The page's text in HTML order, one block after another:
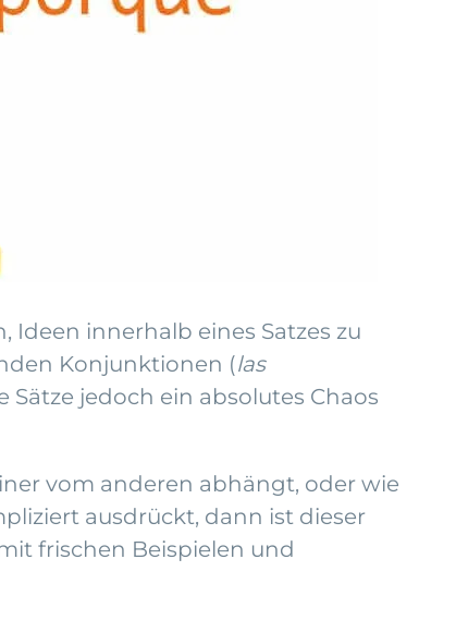
Ideen innerhalb eines Satzes zu
Konjunktionen (las
jedoch ein absolutes Chaos
vom anderen abhängt, oder wie
ausdrückt, dann ist dieser
frischen Beispielen und